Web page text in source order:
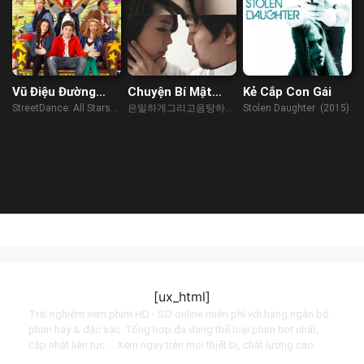
Vũ Điệu Đường
Phố 2
StreetDance: All Stars
Chuyện Bí Mật
Giữa Sếp Và Nhân
은밀하게그리고음탕하게
Kẻ Cắp Con Gái
Stolen Daughter (2015)